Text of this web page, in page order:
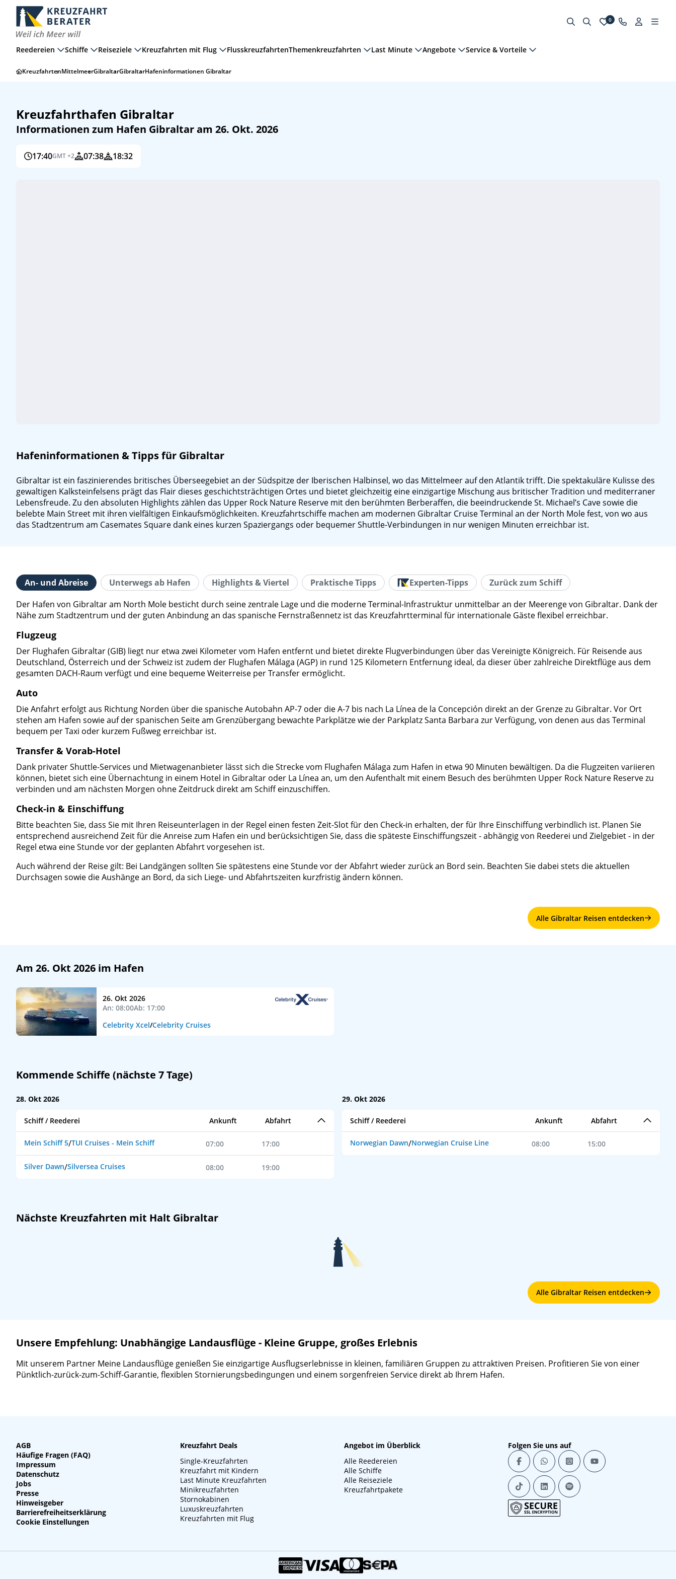
0
Reedereien Schiffe Reiseziele Kreuzfahrten mit Flug FlusskreuzfahrtenThemenkreuzfahrten Last Minute Angebote Service & Vorteile
KreuzfahrtenMittelmeerGibraltarGibraltarHafeninformationen Gibraltar
Kreuzfahrthafen Gibraltar
Informationen zum Hafen Gibraltar am 26. Okt. 2026
17:40GMT +2 07:38 18:32
Hafeninformationen & Tipps für Gibraltar
Gibraltar ist ein faszinierendes britisches Überseegebiet an der Südspitze der Iberischen Halbinsel, wo das Mittelmeer auf den Atlantik trifft. Die spektakuläre Kulisse des
gewaltigen Kalksteinfelsens prägt das Flair dieses geschichtsträchtigen Ortes und bietet gleichzeitig eine einzigartige Mischung aus britischer Tradition und mediterraner
Lebensfreude. Zu den absoluten Highlights zählen das Upper Rock Nature Reserve mit den berühmten Berberaffen, die beeindruckende St. Michael’s Cave sowie die
belebte Main Street mit ihren vielfältigen Einkaufsmöglichkeiten. Kreuzfahrtschiffe machen am modernen Gibraltar Cruise Terminal an der North Mole fest, von wo aus
das Stadtzentrum am Casemates Square dank eines kurzen Spaziergangs oder bequemer Shuttle-Verbindungen in nur wenigen Minuten erreichbar ist.
An- und Abreise Unterwegs ab Hafen Highlights & Viertel Praktische Tipps Experten-Tipps
Zurück zum Schiff
Der Hafen von Gibraltar am North Mole besticht durch seine zentrale Lage und die moderne Terminal-Infrastruktur unmittelbar an der Meerenge von Gibraltar. Dank der
Nähe zum Stadtzentrum und der guten Anbindung an das spanische Fernstraßennetz ist das Kreuzfahrtterminal für internationale Gäste flexibel erreichbar.
Flugzeug
Der Flughafen Gibraltar (GIB) liegt nur etwa zwei Kilometer vom Hafen entfernt und bietet direkte Flugverbindungen über das Vereinigte Königreich. Für Reisende aus
Deutschland, Österreich und der Schweiz ist zudem der Flughafen Málaga (AGP) in rund 125 Kilometern Entfernung ideal, da dieser über zahlreiche Direktflüge aus dem
gesamten DACH-Raum verfügt und eine bequeme Weiterreise per Transfer ermöglicht.
Auto
Die Anfahrt erfolgt aus Richtung Norden über die spanische Autobahn AP-7 oder die A-7 bis nach La Línea de la Concepción direkt an der Grenze zu Gibraltar. Vor Ort
stehen am Hafen sowie auf der spanischen Seite am Grenzübergang bewachte Parkplätze wie der Parkplatz Santa Barbara zur Verfügung, von denen aus das Terminal
bequem per Taxi oder kurzem Fußweg erreichbar ist.
Transfer & Vorab-Hotel
Dank privater Shuttle-Services und Mietwagenanbieter lässt sich die Strecke vom Flughafen Málaga zum Hafen in etwa 90 Minuten bewältigen. Da die Flugzeiten variieren
können, bietet sich eine Übernachtung in einem Hotel in Gibraltar oder La Línea an, um den Aufenthalt mit einem Besuch des berühmten Upper Rock Nature Reserve zu
verbinden und am nächsten Morgen ohne Zeitdruck direkt am Schiff einzuschiffen.
Check-in & Einschiffung
Bitte beachten Sie, dass Sie mit Ihren Reiseunterlagen in der Regel einen festen Zeit-Slot für den Check-in erhalten, der für Ihre Einschiffung verbindlich ist. Planen Sie
entsprechend ausreichend Zeit für die Anreise zum Hafen ein und berücksichtigen Sie, dass die späteste Einschiffungszeit - abhängig von Reederei und Zielgebiet - in der
Regel etwa eine Stunde vor der geplanten Abfahrt vorgesehen ist.
Auch während der Reise gilt: Bei Landgängen sollten Sie spätestens eine Stunde vor der Abfahrt wieder zurück an Bord sein. Beachten Sie dabei stets die aktuellen
Durchsagen sowie die Aushänge an Bord, da sich Liege- und Abfahrtszeiten kurzfristig ändern können.
Alle Gibraltar Reisen entdecken
Am 26. Okt 2026 im Hafen
26. Okt 2026
An: 08:00Ab: 17:00
Celebrity Xcel/Celebrity Cruises
Kommende Schiffe (nächste 7 Tage)
28. Okt 2026
Schiff / Reederei Ankunft Abfahrt
Mein Schiff 5/TUI Cruises - Mein Schiff 07:00 17:00
Silver Dawn/Silversea Cruises 08:00 19:00
29. Okt 2026
Schiff / Reederei Ankunft Abfahrt
Norwegian Dawn/Norwegian Cruise Line 08:00 15:00
Nächste Kreuzfahrten mit Halt Gibraltar
Alle Gibraltar Reisen entdecken
Unsere Empfehlung: Unabhängige Landausflüge - Kleine Gruppe, großes Erlebnis
Mit unserem Partner Meine Landausflüge genießen Sie einzigartige Ausflugserlebnisse in kleinen, familiären Gruppen zu attraktiven Preisen. Profitieren Sie von einer
Pünktlich-zurück-zum-Schiff-Garantie, flexiblen Stornierungsbedingungen und einem sorgenfreien Service direkt ab Ihrem Hafen.
AGB
Häufige Fragen (FAQ)
Impressum
Datenschutz
Jobs
Presse
Hinweisgeber
Barrierefreiheitserklärung
Cookie Einstellungen
Kreuzfahrt Deals
Single-Kreuzfahrten
Kreuzfahrt mit Kindern
Last Minute Kreuzfahrten
Minikreuzfahrten
Stornokabinen
Luxuskreuzfahrten
Kreuzfahrten mit Flug
Angebot im Überblick
Alle Reedereien
Alle Schiffe
Alle Reiseziele
Kreuzfahrtpakete
Folgen Sie uns auf